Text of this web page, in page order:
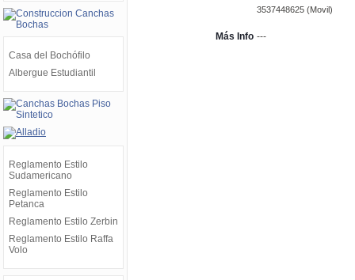
Casa del Bochófilo
Albergue Estudiantil
Reglamento Estilo
Sudamericano
Reglamento Estilo
Petanca
Reglamento Estilo Zerbin
Reglamento Estilo Raffa
Volo
3537448625 (Movil)
Más Info ---